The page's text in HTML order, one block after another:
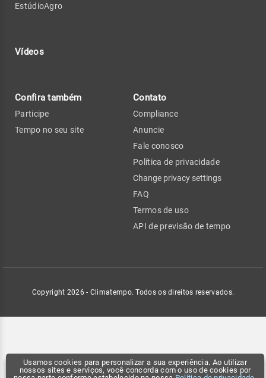
Usamos cookies para personalizar a sua experiência. Ao utilizar
nossos sites e serviços, você concorda com o uso de cookies por
EstúdioAgro
Vídeos
Confira também
Participe
Tempo no seu site
Contato
Compliance
Anuncie
Fale conosco
Política de privacidade
Change privacy settings
FAQ
Termos de uso
API de previsão de tempo
Copyright 2026 - Climatempo. Todos os direitos reservados.